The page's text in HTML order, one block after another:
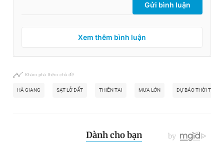
Gửi bình luận
Xem thêm bình luận
Khám phá thêm chủ đề
HÀ GIANG SẠT LỞ ĐẤT THIÊN TAI MƯA LỚN DỰ BÁO THỜI TIẾT